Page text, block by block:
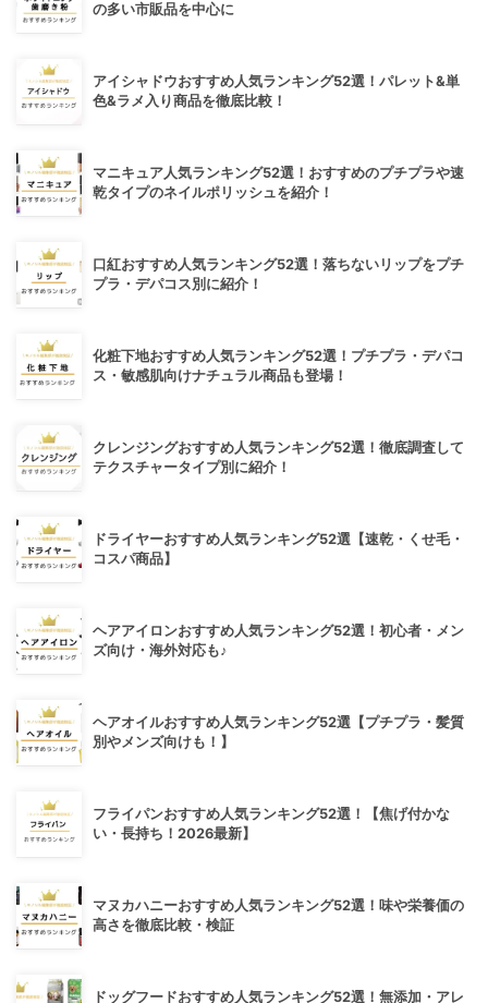
の多い市販品を中心に
アイシャドウおすすめ人気ランキング52選！パレット&単
色&ラメ入り商品を徹底比較！
マニキュア人気ランキング52選！おすすめのプチプラや速
乾タイプのネイルポリッシュを紹介！
口紅おすすめ人気ランキング52選！落ちないリップをプチ
プラ・デパコス別に紹介！
化粧下地おすすめ人気ランキング52選！プチプラ・デパコ
ス・敏感肌向けナチュラル商品も登場！
クレンジングおすすめ人気ランキング52選！徹底調査して
テクスチャータイプ別に紹介！
ドライヤーおすすめ人気ランキング52選【速乾・くせ毛・
コスパ商品】
ヘアアイロンおすすめ人気ランキング52選！初心者・メン
ズ向け・海外対応も♪
ヘアオイルおすすめ人気ランキング52選【プチプラ・髪質
別やメンズ向けも！】
フライパンおすすめ人気ランキング52選！【焦げ付かな
い・長持ち！2026最新】
マヌカハニーおすすめ人気ランキング52選！味や栄養価の
高さを徹底比較・検証
ドッグフードおすすめ人気ランキング52選！無添加・アレ